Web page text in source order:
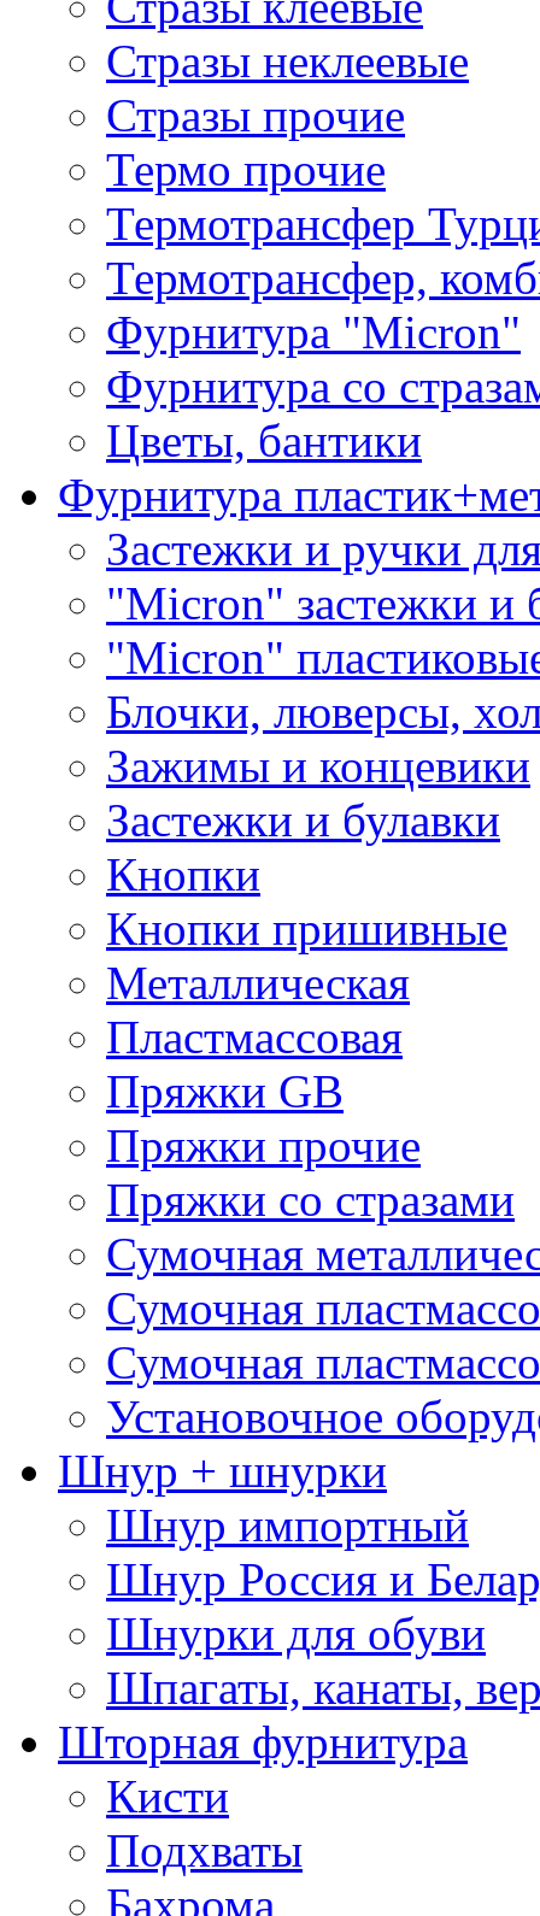
Стразы неклеевые
Стразы прочие
Термо прочие
Термотрансфер
Термотрансфер,
Фурнитура "Micron"
Фурнитура со
Цветы, бантики
Фурнитура
Застежки и ручки
"Micron" застежки и
"Micron"
Блочки, люверсы,
Зажимы и концевики
Застежки и булавки
Кнопки
Кнопки пришивные
Металлическая
Пластмассовая
Пряжки GB
Пряжки прочие
Пряжки со стразами
Сумочная
Сумочная
Сумочная
Установочное
Шнур + шнурки
Шнур импортный
Шнур Россия и
Шнурки для обуви
Шпагаты, канаты,
Шторная фурнитура
Кисти
Подхваты
Бахрома